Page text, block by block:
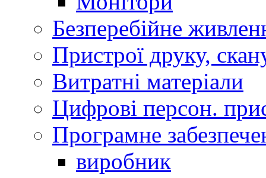
Безперебійне
Пристрої друку,
Витратні матеріали
Цифрові персон.
Програмне
виробник